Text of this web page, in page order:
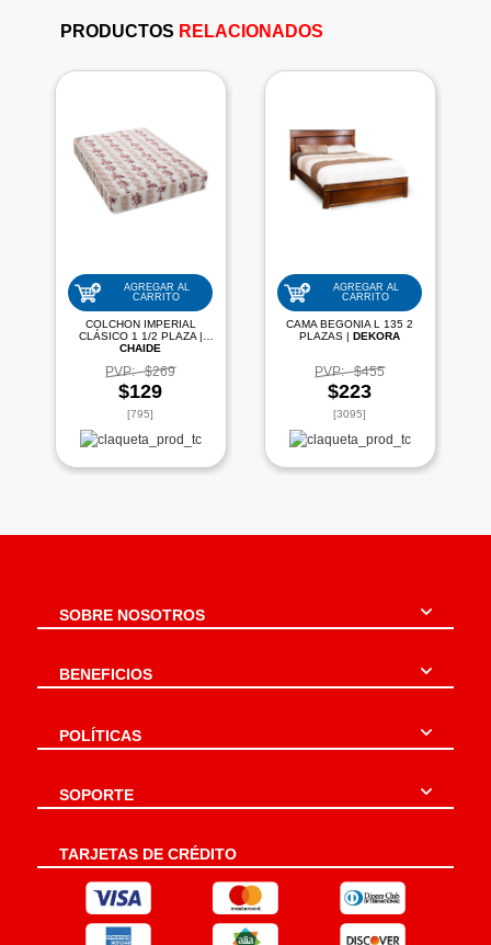
PRODUCTOS RELACIONADOS
AGREGAR AL
CARRITO
COLCHON IMPERIAL
CLÁSICO 1 1/2 PLAZA |
CHAIDE
PVP: $269
$129
[795]
AGREGAR AL
CARRITO
CAMA BEGONIA L 135 2
PLAZAS |DEKORA
PVP: $455
$223
[3095]
SOBRE NOSOTROS
BENEFICIOS
POLÍTICAS
SOPORTE
TARJETAS DE CRÉDITO